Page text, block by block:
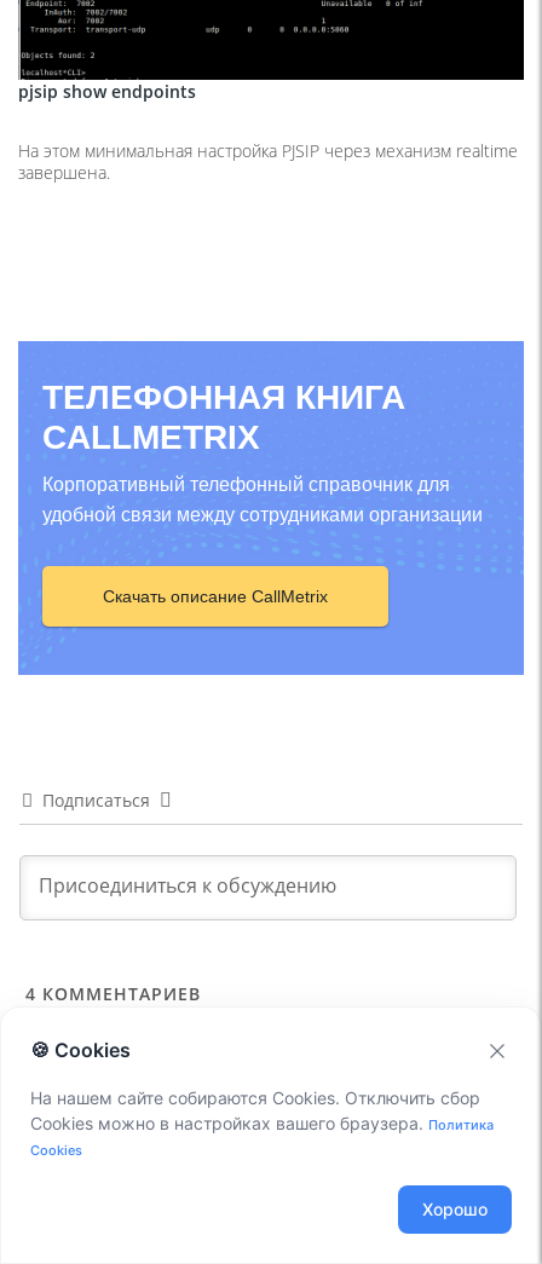
pjsip show endpoints
На этом минимальная настройка PJSIP через механизм realtime
завершена.
ТЕЛЕФОННАЯ КНИГА
CALLMETRIX
Корпоративный телефонный справочник для
удобной связи между сотрудниками организации
Скачать описание CallMetrix
Подписаться
4 КОММЕНТАРИЕВ
Роман
А что насчёт настроек транков? где и как описать
🍪 Cookies
На нашем сайте собираются Cookies. Отключить сбор
Cookies можно в настройках вашего браузера. Политика
Cookies
Хорошо